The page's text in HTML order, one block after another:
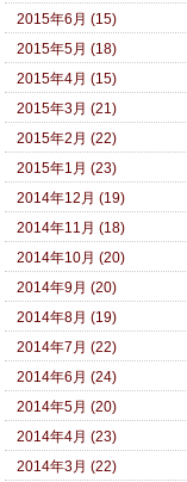
2015年6月 (15)
2015年5月 (18)
2015年4月 (15)
2015年3月 (21)
2015年2月 (22)
2015年1月 (23)
2014年12月 (19)
2014年11月 (18)
2014年10月 (20)
2014年9月 (20)
2014年8月 (19)
2014年7月 (22)
2014年6月 (24)
2014年5月 (20)
2014年4月 (23)
2014年3月 (22)